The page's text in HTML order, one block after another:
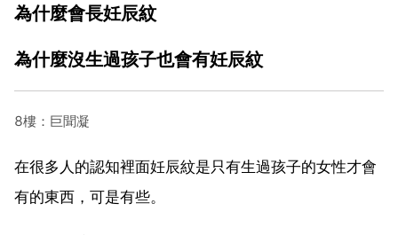
為什麼會長妊辰紋
為什麼沒生過孩子也會有妊辰紋
8樓：巨聞凝
在很多人的認知裡面妊辰紋是只有生過孩子的女性才會
有的東西，可是有些。